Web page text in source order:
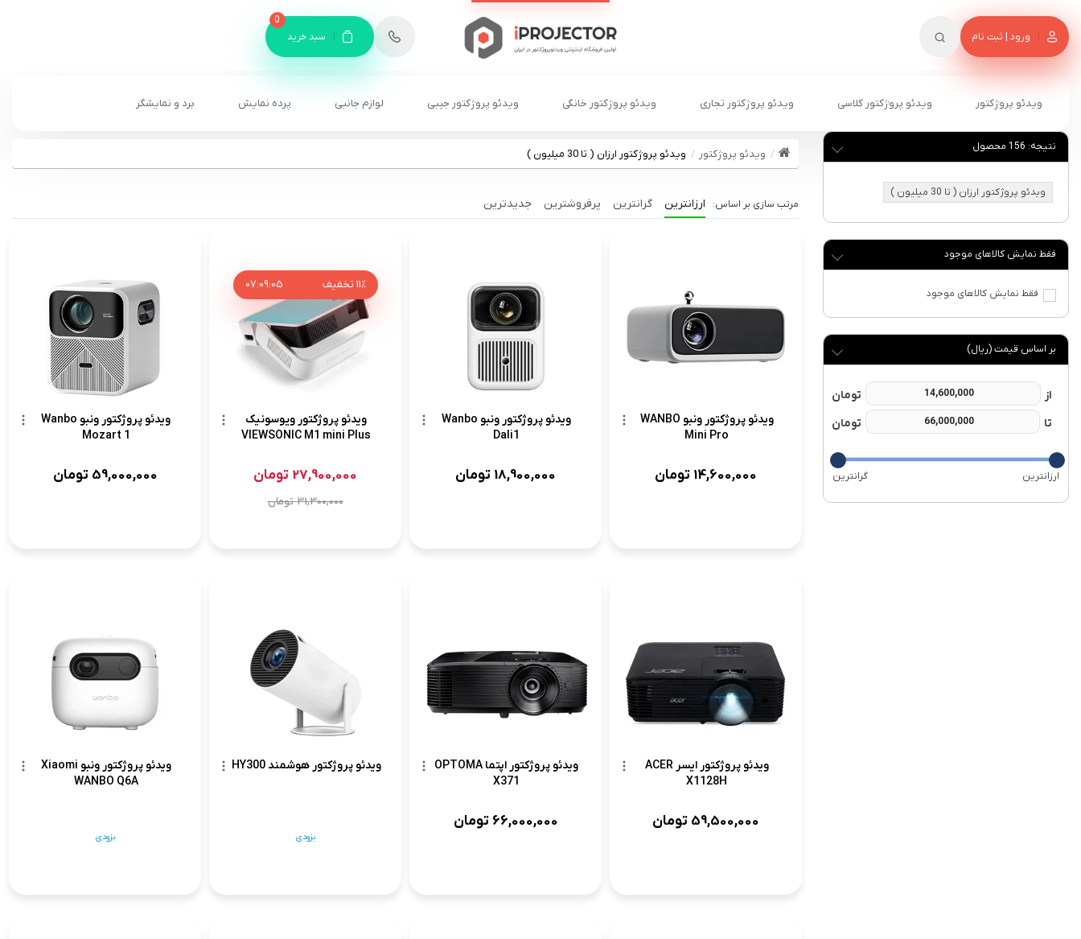
ورود | ثبت نام
8
سبد خرید
0
ویدئو پروژکتور ویدئو پروژکتور کلاسی ویدئو پروژکتور تجاری ویدئو پروژکتور خانگی ویدئو پروژکتور جیبی لوازم جانبی پرده نمایش برد و نمایشگر
ویدئو پروژکتور ویدئو پروژکتور ارزان ( تا 30 میلیون )
ارزانترین گرانترین پرفروشترین جدیدترین
ویدئو پروژکتور ونبو WANBO
Mini Pro
14,600,000 تومان
ویدئو پروژکتور ونبو Wanbo
Dali1
18,900,000 تومان
تخفیف 11%
07:09:04
ویدئو پروژکتور ویوسونیک
VIEWSONIC M1 mini Plus
27,900,000 تومان
31,300,000تومان
ویدئو پروژکتور ونبو Wanbo
Mozart 1
59,000,000 تومان
ویدئو پروژکتور ایسر ACER
X1128H
59,500,000 تومان
ویدئو پروژکتور اپتما OPTOMA
X371
66,000,000 تومان
ویدئو پروژکتور هوشمند HY300
بزودی
ویدئو پروژکتور ونبو Xiaomi
WANBO Q6A
بزودی
نتیجه: 156 محصول
ویدئو پروژکتور ارزان ( تا 30 میلیون )
فقط نمایش کالاهای موجود
فقط نمایش کالاهای موجود
بر اساس قیمت (ریال)